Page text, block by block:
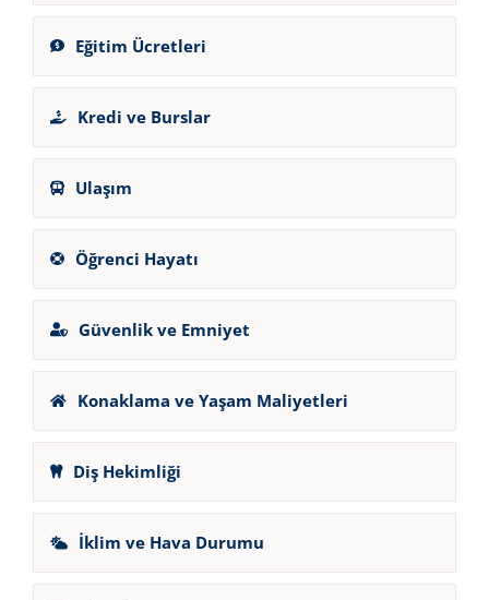
Eğitim Ücretleri
Kredi ve Burslar
Ulaşım
Öğrenci Hayatı
Güvenlik ve Emniyet
Konaklama ve Yaşam Maliyetleri
Diş Hekimliği
İklim ve Hava Durumu